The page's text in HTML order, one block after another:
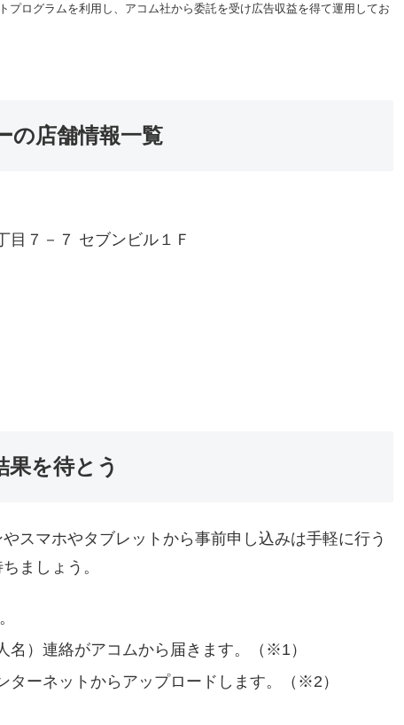
ログラムを利用し、アコム社から委託を受け広告収益を得て運用してお
の店舗情報一覧
目７－７ セブンビル１Ｆ
果を待とう
スマホやタブレットから事前申し込みは手軽に行う
ましょう。
名）連絡がアコムから届きます。（※1）
ーネットからアップロードします。（※2）